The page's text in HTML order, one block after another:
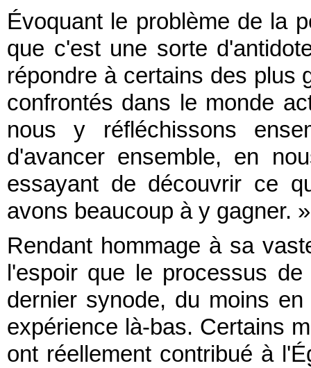
Évoquant le problème de la
que c'est une sorte
répondre à certains des plus
confrontés dans le monde
nous y réfléchissons
d'avancer ensemble, en
essayant de découvrir ce
avons beaucoup à y gagner. »
Rendant hommage à sa
l'espoir que le processus
dernier synode, du moins
expérience là-bas. Certains
ont réellement contribué à